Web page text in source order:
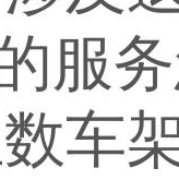
服
车